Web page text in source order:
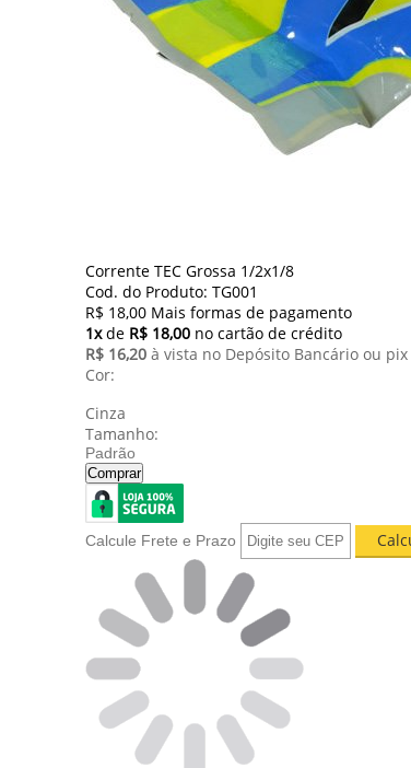
Corrente TEC Grossa 1/2x1/8
Cod. do Produto: TG001
R$ 18,00 Mais formas de pagamento
1xde R$ 18,00 no cartão de crédito
R$ 16,20 à vista no Depósito Bancário ou pix
Cor:
Cinza
Tamanho:
Padrão
Comprar
Calcule Frete e Prazo